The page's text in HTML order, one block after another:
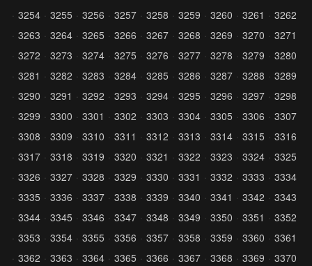
3254
3255 3256 3257 3258 3259 3260 3261
3262
3263
3264 3265 3266 3267 3268 3269 3270
3271
3272
3273 3274 3275 3276 3277 3278 3279
3280
3281
3282 3283 3284 3285 3286 3287 3288
3289
3290
3291 3292 3293 3294 3295 3296 3297
3298
3299
3300 3301 3302 3303 3304 3305 3306
3307
3308
3309 3310 3311 3312 3313 3314 3315
3316
3317
3318 3319 3320 3321 3322 3323 3324
3325
3326
3327 3328 3329 3330 3331 3332 3333
3334
3335
3336 3337 3338 3339 3340 3341 3342
3343
3344
3345 3346 3347 3348 3349 3350 3351
3352
3353
3354 3355 3356 3357 3358 3359 3360
3361
3362
3363 3364 3365 3366 3367 3368 3369
3370